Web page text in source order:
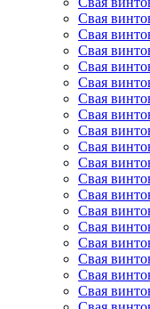
Свая
Свая
Свая
Свая
Свая
Свая
Свая
Свая
Свая
Свая
Свая
Свая
Свая
Свая
Свая
Свая
Свая
Свая